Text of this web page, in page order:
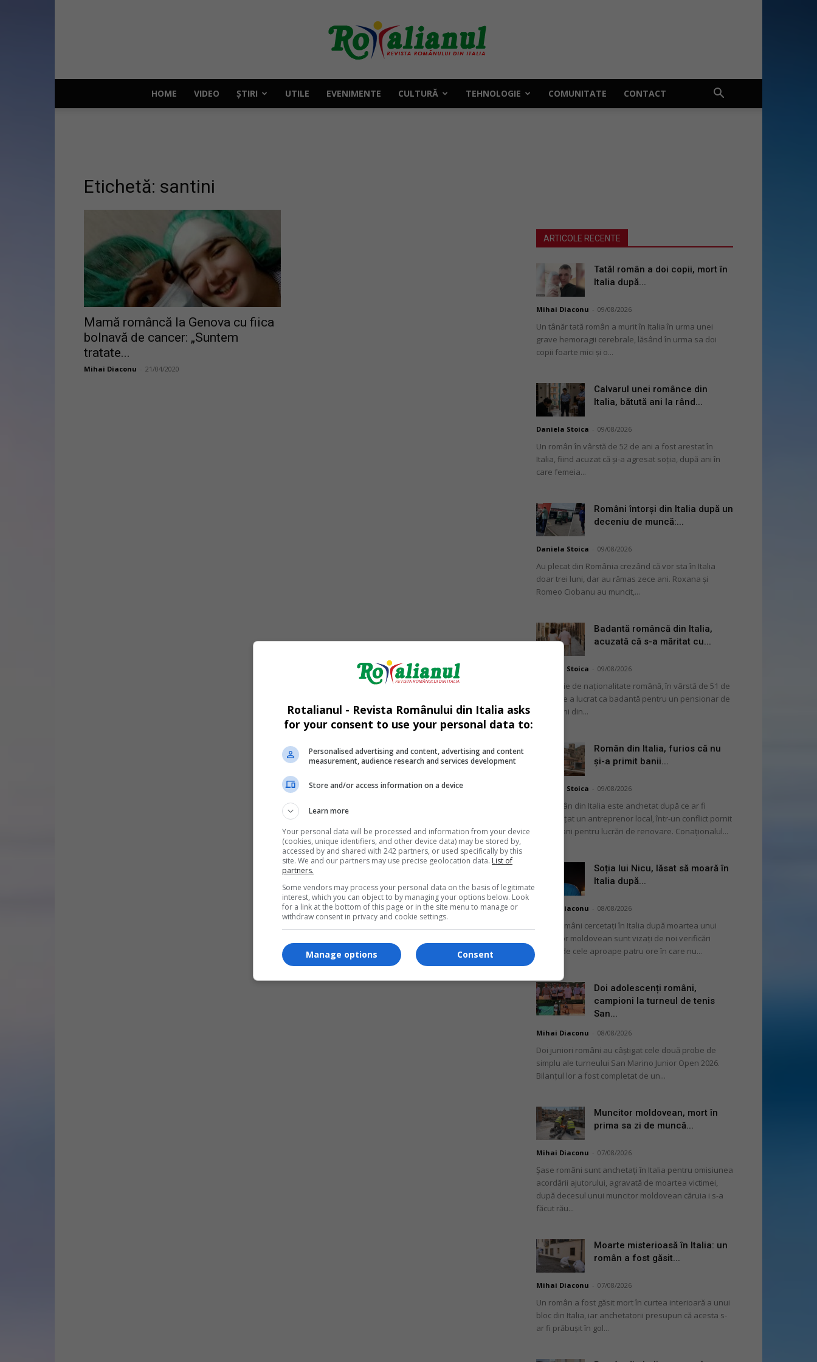
Rotalianul
HOME VIDEO ȘTIRI UTILE EVENIMENTE CULTURĂ TEHNOLOGIE COMUNITATE CONTACT
Etichetă: santini
Mamă româncă la Genova cu fiica
bolnavă de cancer: „Suntem
tratate...
Mihai Diaconu 21/04/2020
ARTICOLE RECENTE
Tatăl român a doi copii, mort în
Italia după...
Mihai Diaconu 09/08/2026
Un tânăr tată român a murit în Italia în urma unei
grave hemoragii cerebrale, lăsând în urma sa doi
copii foarte mici și o...
Calvarul unei românce din
Italia, bătută ani la rând...
Daniela Stoica 09/08/2026
Un român în vârstă de 52 de ani a fost arestat în
Italia, fiind acuzat că și-a agresat soția, după ani în
care femeia...
Români întorși din Italia după un
deceniu de muncă:...
Daniela Stoica 09/08/2026
Au plecat din România crezând că vor sta în Italia
doar trei luni, dar au rămas zece ani. Roxana și
Romeo Ciobanu au muncit,...
Badantă româncă din Italia,
acuzată că s-a măritat cu...
Daniela Stoica 09/08/2026
O femeie de naționalitate română, în vârstă de 51 de
ani, care a lucrat ca badantă pentru un pensionar de
90 de ani din...
Român din Italia, furios că nu
și-a primit banii...
Daniela Stoica 09/08/2026
Un român din Italia este anchetat după ce ar fi
amenințat un antreprenor local, într-un conflict pornit
de la bani pentru lucrări de renovare. Conaționalul...
Soția lui Nicu, lăsat să moară în
Italia după...
Mihai Diaconu 08/08/2026
Șase români cercetați în Italia după moartea unui
muncitor moldovean sunt vizați de noi verificări
legate de cele aproape patru ore în care nu...
Doi adolescenți români,
campioni la turneul de tenis
San...
Mihai Diaconu 08/08/2026
Doi juniori români au câștigat cele două probe de
simplu ale turneului San Marino Junior Open 2026.
Bilanțul lor a fost completat de un...
Muncitor moldovean, mort în
prima sa zi de muncă...
Mihai Diaconu 07/08/2026
Șase români sunt anchetați în Italia pentru omisiunea
acordării ajutorului, agravată de moartea victimei,
după decesul unui muncitor moldovean căruia i s-a
făcut rău...
Moarte misterioasă în Italia: un
român a fost găsit...
Mihai Diaconu 07/08/2026
Un român a fost găsit mort în curtea interioară a unui
bloc din Italia, iar anchetatorii presupun că acesta s-
ar fi prăbușit în gol...
Rotalianul - Revista Românului din Italia asks
for your consent to use your personal data to:
Personalised advertising and content, advertising and content
measurement, audience research and services development
Store and/or access information on a device
Learn more
Your personal data will be processed and information from your device
(cookies, unique identifiers, and other device data) may be stored by,
accessed by and shared with 242 partners, or used specifically by this
site. We and our partners may use precise geolocation data. List of
partners.
Some vendors may process your personal data on the basis of legitimate
interest, which you can object to by managing your options below. Look
for a link at the bottom of this page or in the site menu to manage or
withdraw consent in privacy and cookie settings.
Consent
Manage options